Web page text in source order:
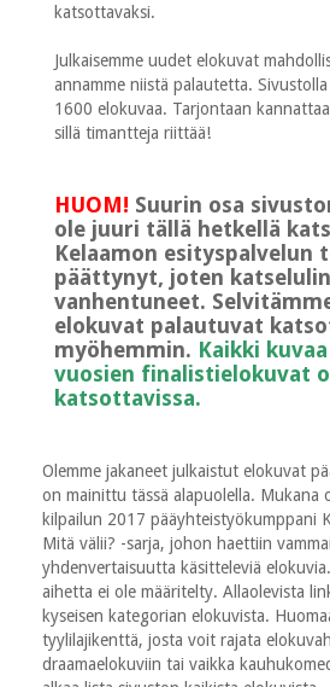
katsottavaksi.
Julkaisemme uudet elokuvat
annamme niistä palautetta.
1600 elokuvaa. Tarjontaan
sillä timantteja riittää!
HUOM! Suurin osa
ole juuri tällä hetkellä
Kelaamon esityspalvelun
päättynyt, joten
vanhentuneet.
elokuvat palautuvat
myöhemmin. Kaikki
vuosien finalistielokuvat
katsottavissa.
Olemme jakaneet julkaistut elokuvat
on mainittu tässä alapuolella. Mukana
kilpailun 2017 pääyhteistyökumppani
Mitä välii? -sarja, johon haettiin
yhdenvertaisuutta käsitteleviä
aihetta ei ole määritelty. Allaolevista
kyseisen kategorian elokuvista.
tyylilajikenttä, josta voit rajata
draamaelokuviin tai vaikka